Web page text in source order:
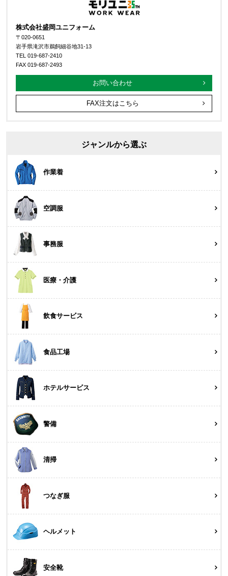
株式会社盛岡ユニフォーム
〒020-0651
岩手県滝沢市鵜飼細谷地31-13
TEL 019-687-2410
FAX 019-687-2493
お問い合わせ
FAX注文はこちら
ジャンルから選ぶ
作業着
空調服
事務服
医療・介護
飲食サービス
食品工場
ホテルサービス
警備
清掃
つなぎ服
ヘルメット
安全靴